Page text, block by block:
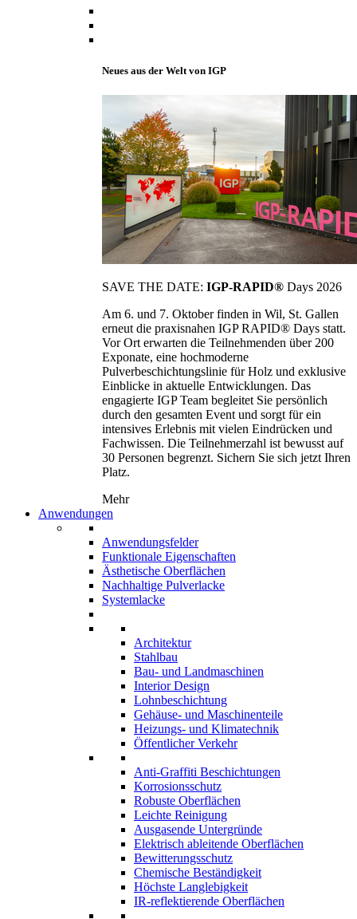
Neues aus der Welt von IGP
SAVE THE DATE: IGP-RAPID® Days 2026
Am 6. und 7. Oktober finden in Wil, St. Gallen
erneut die praxisnahen IGP RAPID® Days statt.
Vor Ort erwarten die Teilnehmenden über 200
Exponate, eine hochmoderne
Pulverbeschichtungslinie für Holz und exklusive
Einblicke in aktuelle Entwicklungen. Das
engagierte IGP Team begleitet Sie persönlich
durch den gesamten Event und sorgt für ein
intensives Erlebnis mit vielen Eindrücken und
Fachwissen. Die Teilnehmerzahl ist bewusst auf
30 Personen begrenzt. Sichern Sie sich jetzt Ihren
Platz.
Mehr
Anwendungen
Anwendungsfelder
Funktionale Eigenschaften
Ästhetische Oberflächen
Nachhaltige Pulverlacke
Systemlacke
Architektur
Stahlbau
Bau- und Landmaschinen
Interior Design
Lohnbeschichtung
Gehäuse- und Maschinenteile
Heizungs- und Klimatechnik
Öffentlicher Verkehr
Anti-Graffiti Beschichtungen
Korrosionsschutz
Robuste Oberflächen
Leichte Reinigung
Ausgasende Untergründe
Elektrisch ableitende Oberflächen
Bewitterungsschutz
Chemische Beständigkeit
Höchste Langlebigkeit
IR-reflektierende Oberflächen